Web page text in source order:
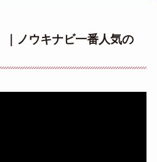
ノウキナビ一番人気の